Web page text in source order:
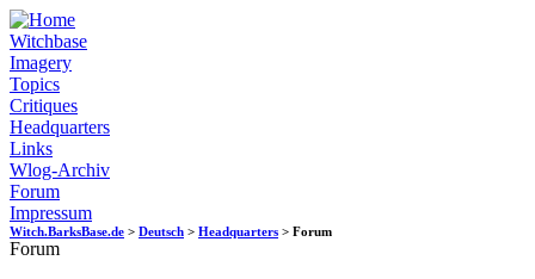
Witchbase
Imagery
Topics
Critiques
Headquarters
Links
Wlog-Archiv
Forum
Impressum
Witch.BarksBase.de > Deutsch > Headquarters > Forum
Forum